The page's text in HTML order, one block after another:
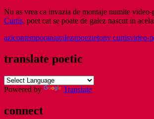
Nu as vrea ca invazia de montaje numite
Curtis, poet cat se poate de galez nascut in
azicontemporanagalezapoezietony curtisvideo-
translate poetic
Powered by Translate
connect